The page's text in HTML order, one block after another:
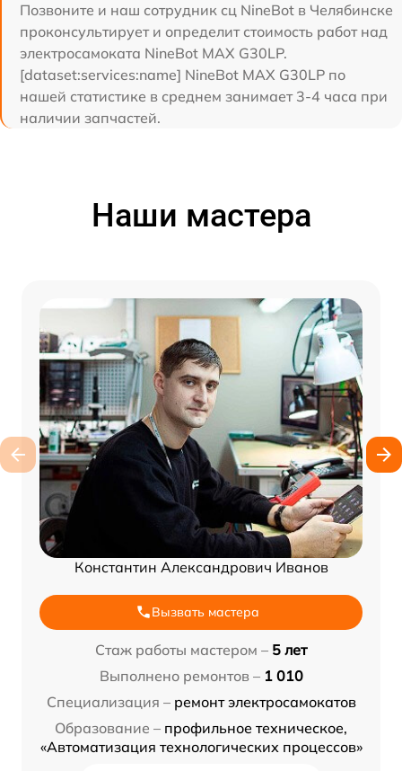
Позвоните и наш сотрудник сц NineBot в Челябинске
проконсультирует и определит стоимость работ над
электросамоката NineBot MAX G30LP.
[dataset:services:name] NineBot MAX G30LP по
нашей статистике в среднем занимает 3-4 часа при
наличии запчастей.
Наши мастера
Константин Александрович Иванов
Вызвать мастера
Стаж работы мастером – 5 лет
Выполнено ремонтов – 1 010
Специализация – ремонт электросамокатов
Образование – профильное техническое,
«Автоматизация технологических процессов»